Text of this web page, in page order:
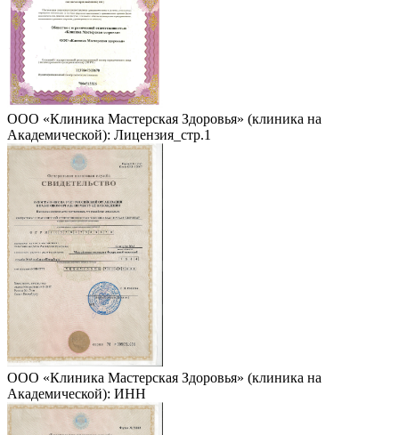
ООО «Клиника Мастерская Здоровья» (клиника на
Академической): Лицензия_стр.1
ООО «Клиника Мастерская Здоровья» (клиника на
Академической): ИНН